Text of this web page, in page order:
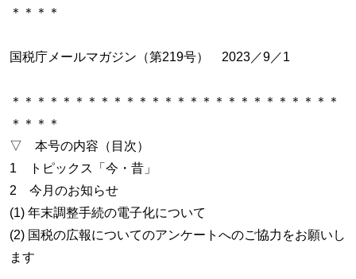
＊＊＊＊
国税庁メールマガジン（第219号） 2023／9／1
＊＊＊＊＊＊＊＊＊＊＊＊＊＊＊＊＊＊＊＊＊＊＊＊＊＊
＊＊＊＊
▽ 本号の内容（目次）
1 トピックス「今・昔」
2 今月のお知らせ
(1) 年末調整手続の電子化について
(2) 国税の広報についてのアンケートへのご協力をお願いし
ます